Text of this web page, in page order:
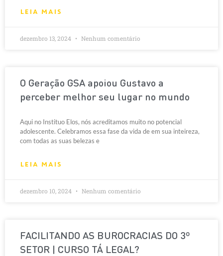
LEIA MAIS
dezembro 13, 2024 Nenhum comentário
O Geração GSA apoiou Gustavo a
perceber melhor seu lugar no mundo
Aqui no Instituo Elos, nós acreditamos muito no potencial
adolescente. Celebramos essa fase da vida de em sua inteireza,
com todas as suas belezas e
LEIA MAIS
dezembro 10, 2024 Nenhum comentário
FACILITANDO AS BUROCRACIAS DO 3º
SETOR | CURSO TÁ LEGAL?